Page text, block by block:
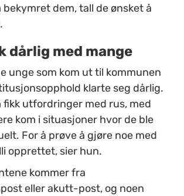
bekymret dem, tall de ønsket å
dårlig med mange
unge som kom ut til kommunen
klarte seg dårlig.
fikk utfordringer med rus, med
kom i situasjoner hvor de ble
For å prøve å gjøre noe med
opprettet, sier hun.
kommer fra
eller akutt-post, og noen